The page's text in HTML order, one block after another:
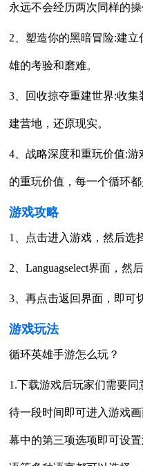
永远不会经历两次同样的操
2、塑造你的黑暗冒险:建
雄的考验和磨难。
3、回收掠夺重建世界:收
建营地，还原现实。
4、战略深度和重玩价值:
的重玩价值，每一个循环都
游戏攻略
1、点击进入游戏，然后选
2、Languagselect界面，然
3、再点击返回界面，即可
游戏玩法
循环英雄手游怎么玩？
1.下载游戏后玩家们需要
待一段时间即可进入游戏
幕中的第三项选项即可设